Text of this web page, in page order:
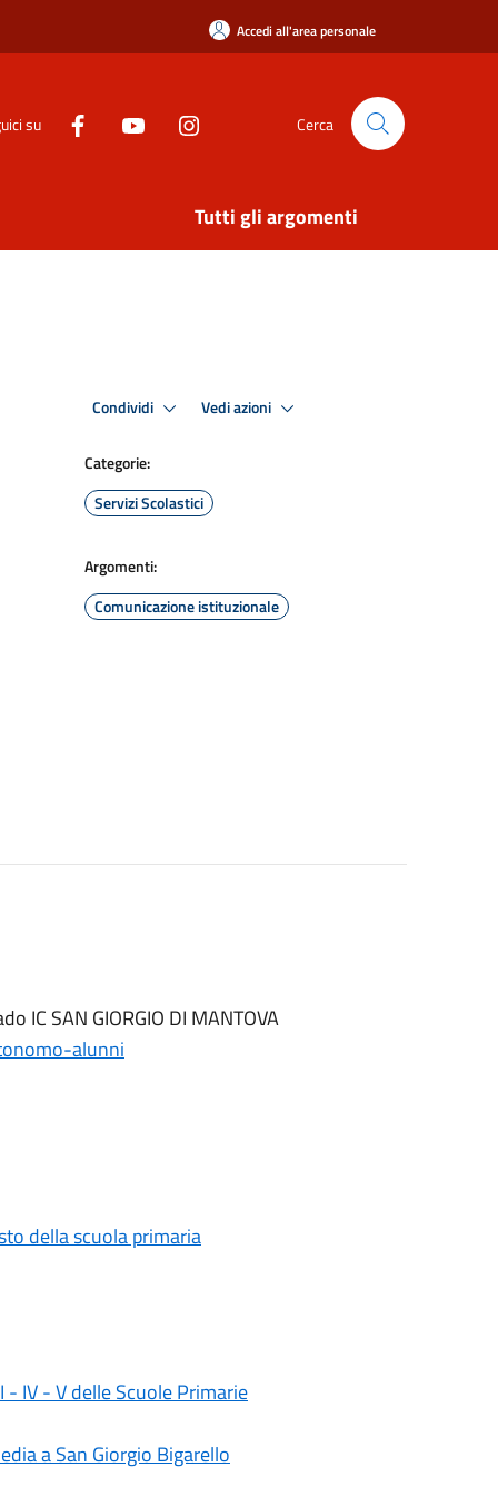
Accedi all'area personale
su Cerca
Tutti gli argomenti
Condividi Vedi azioni
Categorie:
Servizi Scolastici
Argomenti:
Comunicazione istituzionale
IC SAN GIORGIO DI MANTOVA
alunni
della scuola primaria
IV - V delle Scuole Primarie
a San Giorgio Bigarello